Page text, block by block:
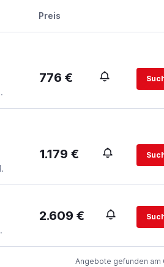
Preis
776 €
1.179 €
2.609 €
Angebote gefunden am